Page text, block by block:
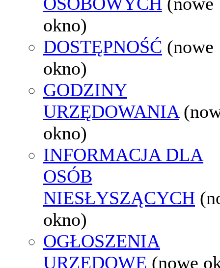
okno)
DOSTĘPNOŚĆ (nowe
okno)
GODZINY
URZĘDOWANIA
okno)
INFORMACJA DLA
OSÓB
NIESŁYSZĄCYCH
okno)
OGŁOSZENIA
URZĘDOWE (nowe